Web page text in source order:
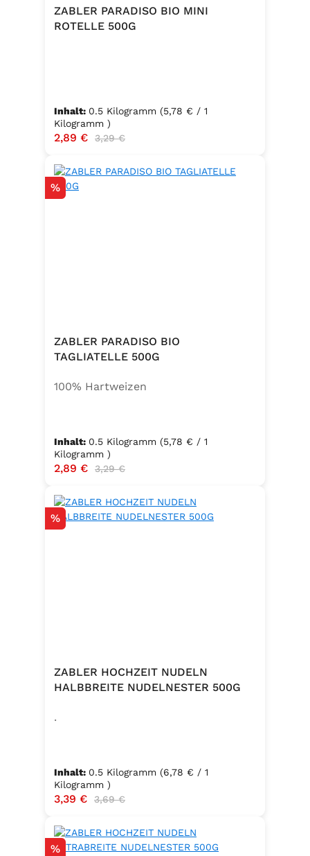
Trennmittel Calciumsalze der
Speisefettsäuren, Folsäure,
ZABLER PARADISO BIO MINI
ROTELLE 500G
Inhalt: 0.5 Kilogramm (5,78 € / 1
Kilogramm )
Verkaufspreis:
2,89 € Regulärer Preis:
3,29 €
Rabatt
%
ZABLER PARADISO BIO
TAGLIATELLE 500G
100% Hartweizen
Inhalt: 0.5 Kilogramm (5,78 € / 1
Kilogramm )
Verkaufspreis:
2,89 € Regulärer Preis:
3,29 €
Rabatt
%
ZABLER HOCHZEIT NUDELN
HALBBREITE NUDELNESTER 500G
.
Inhalt: 0.5 Kilogramm (6,78 € / 1
Kilogramm )
Verkaufspreis:
3,39 € Regulärer Preis:
3,69 €
Rabatt
%